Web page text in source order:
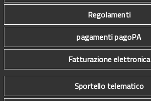
Regolamenti
pagamenti pagoPA
Fatturazione elettronica
Sportello telematico